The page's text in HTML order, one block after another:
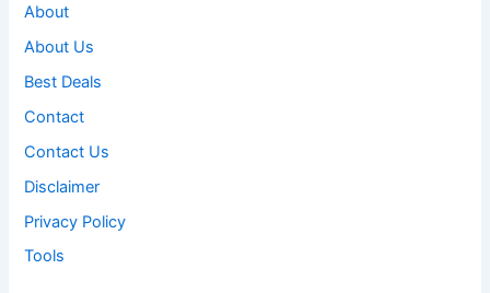
About
About Us
Best Deals
Contact
Contact Us
Disclaimer
Privacy Policy
Tools